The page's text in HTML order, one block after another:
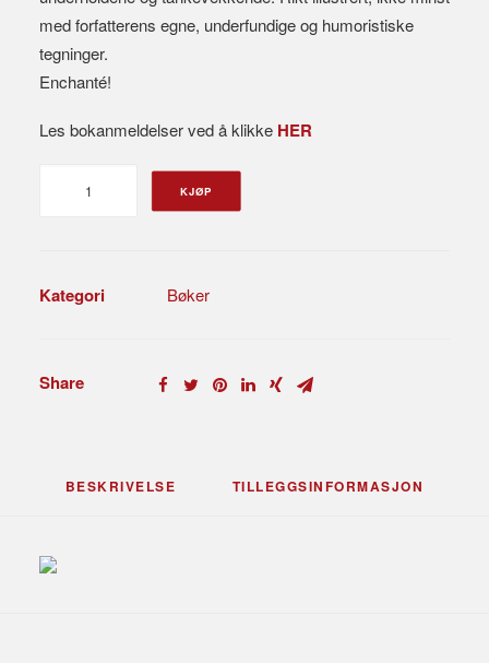
med forfatterens egne, underfundige og humoristiske
tegninger.
Enchanté!
Les bokanmeldelser ved å klikke HER
KJØP
Kategori Bøker
Share
BESKRIVELSE TILLEGGSINFORMASJON